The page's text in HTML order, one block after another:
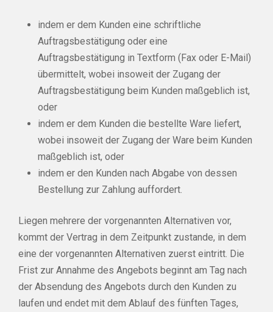
indem er dem Kunden eine schriftliche
Auftragsbestätigung oder eine
Auftragsbestätigung in Textform (Fax oder E-Mail)
übermittelt, wobei insoweit der Zugang der
Auftragsbestätigung beim Kunden maßgeblich ist,
oder
indem er dem Kunden die bestellte Ware liefert,
wobei insoweit der Zugang der Ware beim Kunden
maßgeblich ist, oder
indem er den Kunden nach Abgabe von dessen
Bestellung zur Zahlung auffordert.
Liegen mehrere der vorgenannten Alternativen vor,
kommt der Vertrag in dem Zeitpunkt zustande, in dem
eine der vorgenannten Alternativen zuerst eintritt. Die
Frist zur Annahme des Angebots beginnt am Tag nach
der Absendung des Angebots durch den Kunden zu
laufen und endet mit dem Ablauf des fünften Tages,